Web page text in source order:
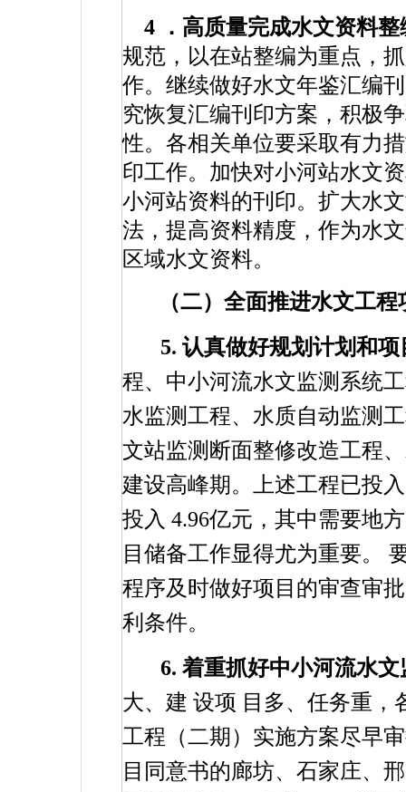
4
．高质量完成水文资料
规范，以在站整编为重点，
作。继续做好水文年鉴汇编
究恢复汇编刊印方案，积极
性。各相关单位要采取有力
印工作。加快对小河站水文
小河站资料的刊印。扩大水
法，提高资料精度，作为水
区域水文资料。
（二）全面推进水文工
5. 认真做好规划计划和
程、中小河流水文监测系统
水监测工程、水质自动监测
文站监测断面整修改造工程
建设高峰期。上述工程已投
投入 4.96亿元，其中需要地
目储备工作显得尤为重要。
程序及时做好项目的审查审批
利条件。
6. 着重抓好中小河流水
大、建 设项 目多、任务重，
工程（二期）实施方案尽早
目同意书的廊坊、石家庄、